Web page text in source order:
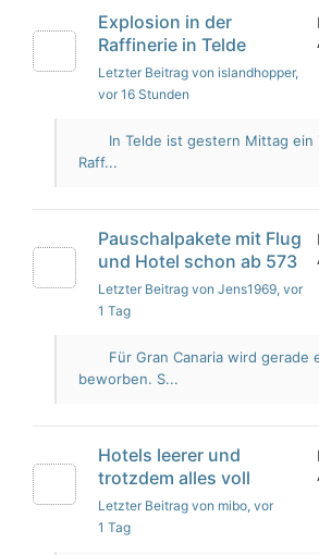
Explosion in der
Raffinerie in Telde
Letzter Beitrag von islandhopper,
vor 16 Stunden
In Telde ist gestern Mittag ein
Raff...
Pauschalpakete mit Flug
und Hotel schon ab 573
Letzter Beitrag von Jens1969, vor
1 Tag
Für Gran Canaria wird gerade
beworben. S...
Hotels leerer und
trotzdem alles voll
Letzter Beitrag von mibo, vor
1 Tag